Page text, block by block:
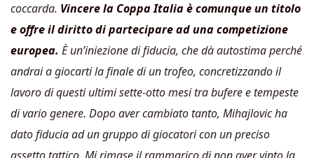
coccarda. Vincere la Coppa Italia è comunque un titolo
e offre il diritto di partecipare ad una competizione
europea. È un’iniezione di fiducia, che dà autostima perché
andrai a giocarti la finale di un trofeo, concretizzando il
lavoro di questi ultimi sette-otto mesi tra bufere e tempeste
di vario genere. Dopo aver cambiato tanto, Mihajlovic ha
dato fiducia ad un gruppo di giocatori con un preciso